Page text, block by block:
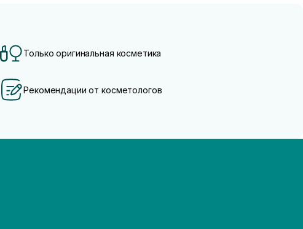
Только оригинальная косметика
Рекомендации от косметологов